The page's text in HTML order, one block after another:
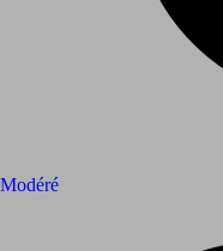
Modéré